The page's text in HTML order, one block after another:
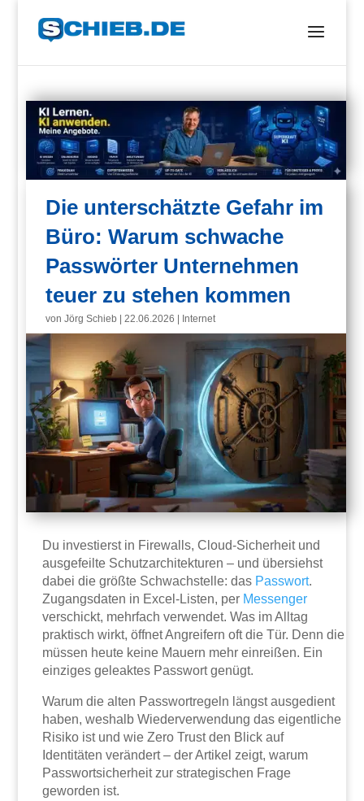
Die unterschätzte Gefahr im
Büro: Warum schwache
Passwörter Unternehmen
teuer zu stehen kommen
vonJörg Schieb |22.06.2026 Internet
Du investierst in Firewalls, Cloud-Sicherheit und
ausgefeilte Schutzarchitekturen – und übersiehst
dabei die größte Schwachstelle: das Passwort.
Zugangsdaten in Excel-Listen, per Messenger
verschickt, mehrfach verwendet. Was im Alltag
praktisch wirkt, öffnet Angreifern oft die Tür. Denn die
müssen heute keine Mauern mehr einreißen. Ein
einziges geleaktes Passwort genügt.
Warum die alten Passwortregeln längst ausgedient
haben, weshalb Wiederverwendung das eigentliche
Risiko ist und wie Zero Trust den Blick auf
Identitäten verändert – der Artikel zeigt, warum
Passwortsicherheit zur strategischen Frage
geworden ist.